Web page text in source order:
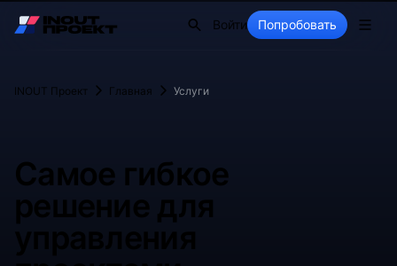
Войти Попробовать
INOUT Проект Главная Услуги
Самое гибкое
решение для
управления